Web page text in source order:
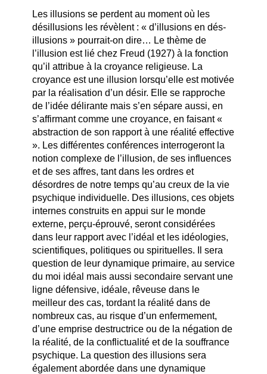
Les illusions se perdent au moment où les
désillusions les révèlent : « d’illusions en dés-
illusions » pourrait-on dire… Le thème de
l’illusion est lié chez Freud (1927) à la fonction
qu’il attribue à la croyance religieuse. La
croyance est une illusion lorsqu’elle est motivée
par la réalisation d’un désir. Elle se rapproche
de l’idée délirante mais s’en sépare aussi, en
s’affirmant comme une croyance, en faisant «
abstraction de son rapport à une réalité effective
». Les différentes conférences interrogeront la
notion complexe de l’illusion, de ses influences
et de ses affres, tant dans les ordres et
désordres de notre temps qu’au creux de la vie
psychique individuelle. Des illusions, ces objets
internes construits en appui sur le monde
externe, perçu-éprouvé, seront considérées
dans leur rapport avec l’idéal et les idéologies,
scientifiques, politiques ou spirituelles. Il sera
question de leur dynamique primaire, au service
du moi idéal mais aussi secondaire servant une
ligne défensive, idéale, rêveuse dans le
meilleur des cas, tordant la réalité dans de
nombreux cas, au risque d’un enfermement,
d’une emprise destructrice ou de la négation de
la réalité, de la conflictualité et de la souffrance
psychique. La question des illusions sera
également abordée dans une dynamique